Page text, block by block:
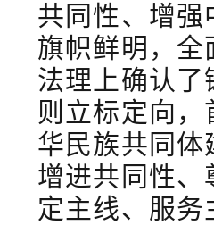
共同性、增
旗帜鲜明，
法理上确认
则立标定向
华民族共同
增进共同性
定主线、服